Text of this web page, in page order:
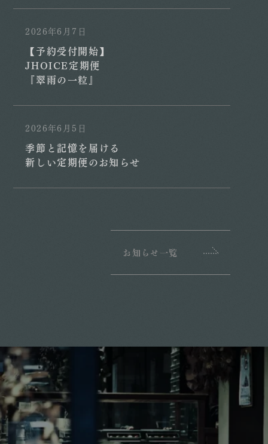
2026年6月7日
【予約受付開始】
JHOICE定期便
『翠雨の一粒』
2026年6月5日
季節と記憶を届ける
新しい定期便のお知らせ
お知らせ一覧